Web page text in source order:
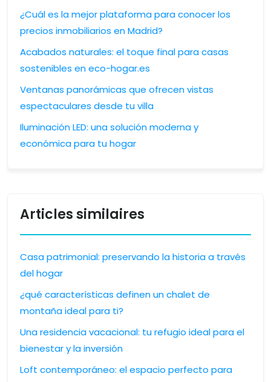
¿Cuál es la mejor plataforma para conocer los
precios inmobiliarios en Madrid?
Acabados naturales: el toque final para casas
sostenibles en eco-hogar.es
Ventanas panorámicas que ofrecen vistas
espectaculares desde tu villa
Iluminación LED: una solución moderna y
económica para tu hogar
Articles similaires
Casa patrimonial: preservando la historia a través
del hogar
¿qué características definen un chalet de
montaña ideal para ti?
Una residencia vacacional: tu refugio ideal para el
bienestar y la inversión
Loft contemporáneo: el espacio perfecto para